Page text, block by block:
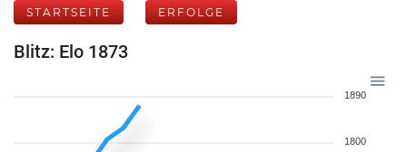
STARTSEITE ERFOLGE
Blitz: Elo 1873
1890
1800